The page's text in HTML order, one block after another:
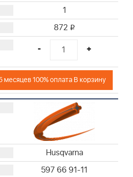
1
872 i
- +
месяцев 100% оплата В корзину
Husqvarna
597 66 91-11